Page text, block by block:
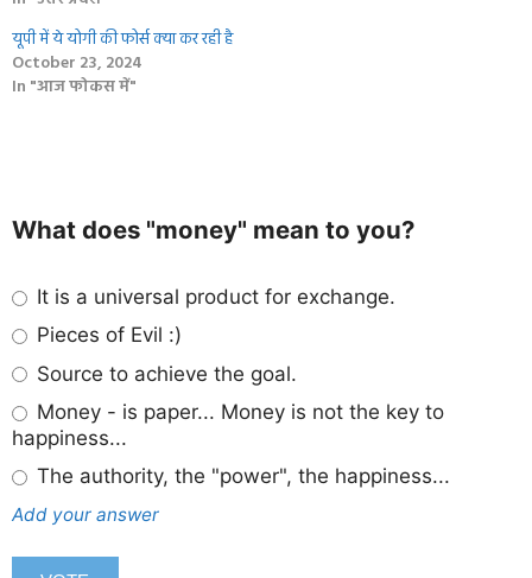
यूपी में ये योगी की फोर्स क्‍या कर रही है
October 23, 2024
In "आज फोकस में"
What does "money" mean to you?
It is a universal product for exchange.
Pieces of Evil :)
Source to achieve the goal.
Money - is paper... Money is not the key to
happiness...
The authority, the "power", the happiness...
Add your answer